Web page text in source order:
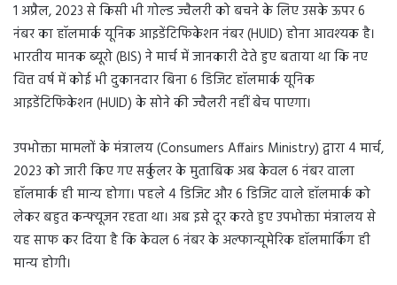
1 अप्रैल, 2023 से किसी भी गोल्ड ज्वैलरी को बचने के लिए उसके ऊपर 6
नंबर का हॉलमार्क यूनिक आइडेंटिफिकेशन नंबर (HUID) होना आवश्यक है।
भारतीय मानक ब्यूरो (BIS) ने मार्च में जानकारी देते हुए बताया था कि नए
वित्त वर्ष में कोई भी दुकानदार बिना 6 डिजिट हॉलमार्क यूनिक
आइडेंटिफिकेशन (HUID) के सोने की ज्वैलरी नहीं बेच पाएगा।
उपभोक्ता मामलों के मंत्रालय (Consumers Affairs Ministry) द्वारा 4 मार्च,
2023 को जारी किए गए सर्कुलर के मुताबिक अब केवल 6 नंबर वाला
हॉलमार्क ही मान्य होगा। पहले 4 डिजिट और 6 डिजिट वाले हॉलमार्क को
लेकर बहुत कन्फ्यूजन रहता था। अब इसे दूर करते हुए उपभोक्ता मंत्रालय से
यह साफ कर दिया है कि केवल 6 नंबर के अल्फान्यूमेरिक हॉलमार्किंग ही
मान्य होगी।